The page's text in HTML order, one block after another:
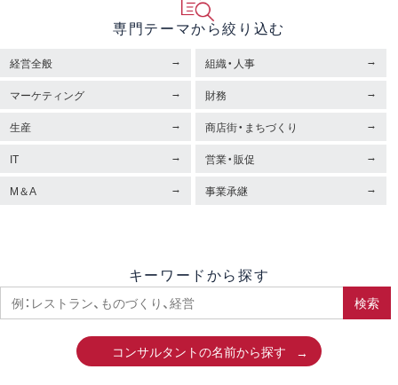
専門テーマから絞り込む
経営全般
組織・人事
マーケティング
財務
生産
商店街・まちづくり
IT
営業・販促
M＆A
事業承継
キーワードから探す
検索
コンサルタントの名前から探す